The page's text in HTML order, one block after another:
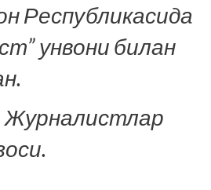
Республикасида
унвони билан
Журналистлар